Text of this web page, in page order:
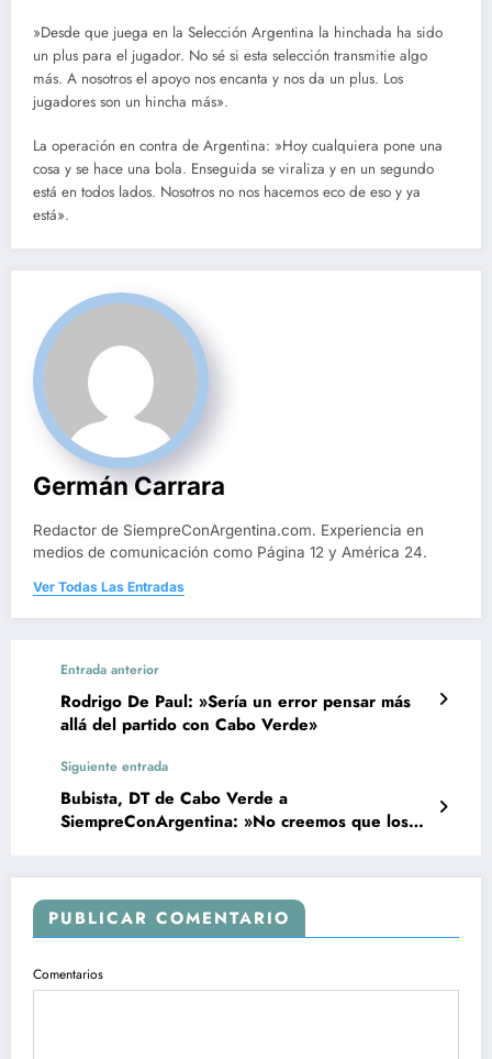
»Desde que juega en la Selección Argentina la hinchada ha sido
un plus para el jugador. No sé si esta selección transmitie algo
más. A nosotros el apoyo nos encanta y nos da un plus. Los
jugadores son un hincha más».
La operación en contra de Argentina: »Hoy cualquiera pone una
cosa y se hace una bola. Enseguida se viraliza y en un segundo
está en todos lados. Nosotros no nos hacemos eco de eso y ya
está».
Germán Carrara
Redactor de SiempreConArgentina.com. Experiencia en
medios de comunicación como Página 12 y América 24.
Ver Todas Las Entradas
Entrada anterior
Rodrigo De Paul: »Sería un error pensar más
allá del partido con Cabo Verde»
Siguiente entrada
Bubista, DT de Cabo Verde a
SiempreConArgentina: »No creemos que los
PUBLICAR COMENTARIO
Comentarios